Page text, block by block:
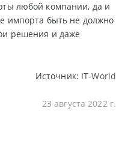
любой компании, да и
импорта быть не должно
решения и даже
Источник: IT-World
23 августа 2022 г.